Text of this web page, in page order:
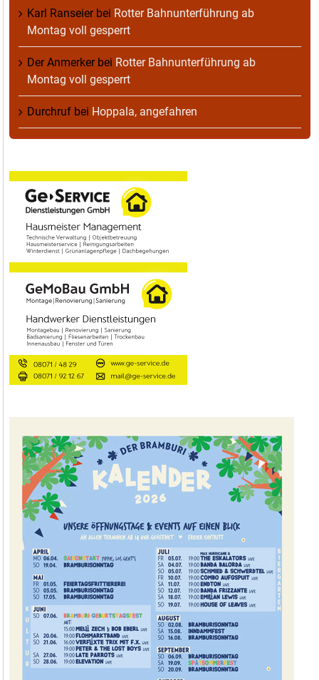
Karl Ranseierbei Rotter Bahnunterführung ab
Montag voll gesperrt
Der Anmerkerbei Rotter Bahnunterführung ab
Montag voll gesperrt
Durchruf bei Hoppala, angefahren